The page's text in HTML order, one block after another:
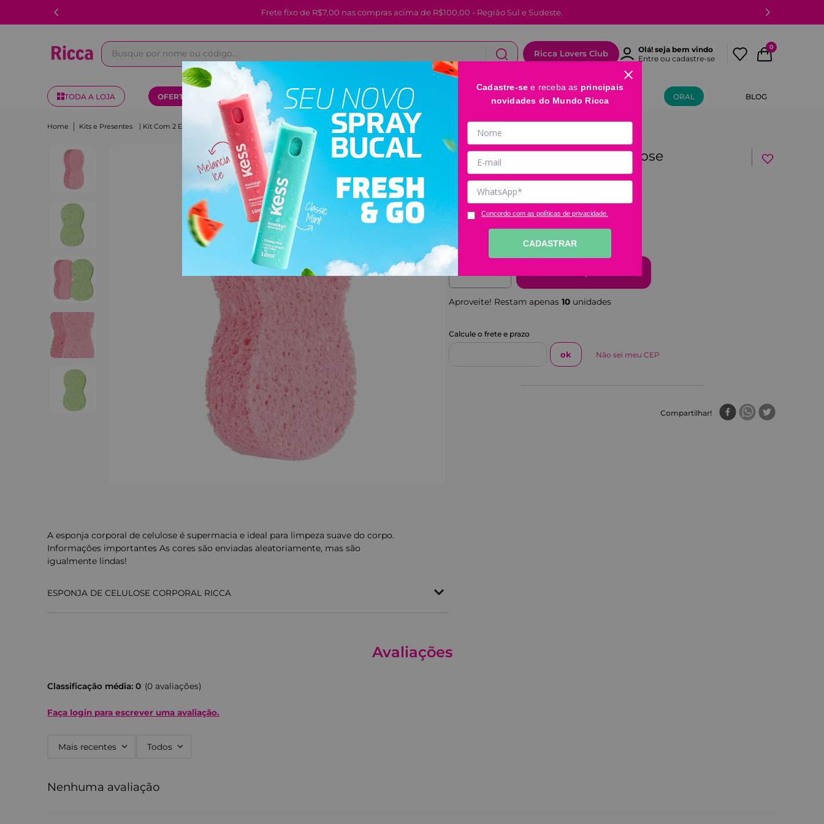
Frete fixo de R$7,00 nas compras acima de R$100,00 - Região Sul e Sudeste.
Busque por nome ou código...
Ricca Lovers Club
Olá! seja bem vindo
Entre ou cadastre-se
0
TODA A LOJA OFERTAS KITS CABELOS FACIAL E LABIAL BANHO E CORPO MÃOS E PÉS ORAL BLOG
Kits e Presentes
Kit Com 2 Esponjas De Celulose
Corporal Ricca
Código:ML125
Clique e veja!
R$ 37,98
Aproveite! Restam apenas 10 unidades
Não sei meu CEP
Compartilhar
A esponja corporal de celulose é supermacia e ideal para limpeza suave do corpo.
Informações importantes As cores são enviadas aleatoriamente, mas são
igualmente lindas!
ESPONJA DE CELULOSE CORPORAL RICCA
As cores são enviadas aleatoriamente, mas são igualmente lindas!
Avaliações
Classificação média: 0 (0 avaliações)
Faça login para escrever uma avaliação.
Mais recentes Todos
Nenhuma avaliação
Cadastre-se e receba as principais
novidades do Mundo Ricca
Concordo com as políticas de privacidade.
CADASTRAR